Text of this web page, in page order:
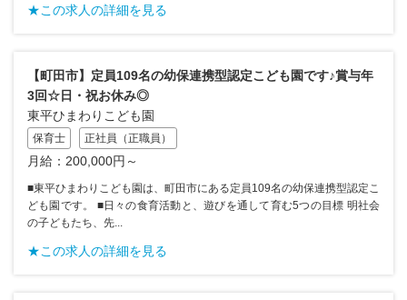
★この求人の詳細を見る
【町田市】定員109名の幼保連携型認定こども園です♪賞与年
3回☆日・祝お休み◎
東平ひまわりこども園
保育士 正社員（正職員）
月給：200,000円～
■東平ひまわりこども園は、町田市にある定員109名の幼保連携型認定こ
ども園です。 ■日々の食育活動と、遊びを通して育む5つの目標 明社会
の子どもたち、先...
★この求人の詳細を見る